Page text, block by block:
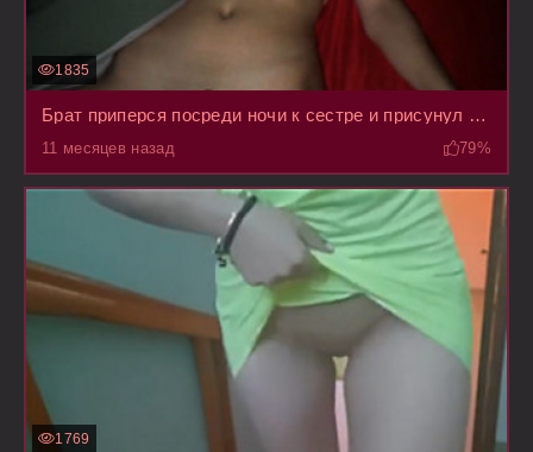
Брат приперся посреди ночи к сестре и присунул ей пока она сладко дрыхла
11 месяцев назад 79%
1835
1769